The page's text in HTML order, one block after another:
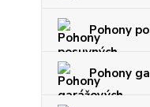
Pohony
Pohony